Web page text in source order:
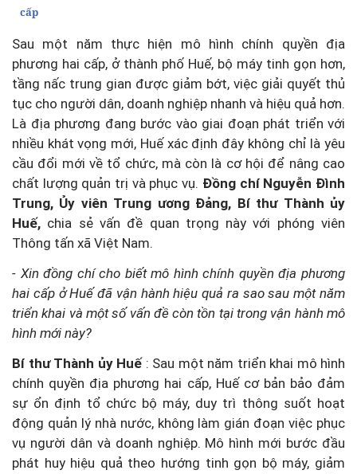
cấp
Sau một năm thực hiện mô hình chính quyền địa
phương hai cấp, ở thành phố Huế, bộ máy tinh gọn hơn,
tầng nấc trung gian được giảm bớt, việc giải quyết thủ
tục cho người dân, doanh nghiệp nhanh và hiệu quả hơn.
Là địa phương đang bước vào giai đoạn phát triển với
nhiều khát vọng mới, Huế xác định đây không chỉ là yêu
cầu đổi mới về tổ chức, mà còn là cơ hội để nâng cao
chất lượng quản trị và phục vụ. Đồng chí Nguyễn Đình
Trung, Ủy viên Trung ương Đảng, Bí thư Thành ủy
Huế, chia sẻ vấn đề quan trọng này với phóng viên
Thông tấn xã Việt Nam.
- Xin đồng chí cho biết mô hình chính quyền địa phương
hai cấp ở Huế đã vận hành hiệu quả ra sao sau một năm
triển khai và một số vấn đề còn tồn tại trong vận hành mô
hình mới này?
Bí thư Thành ủy Huế : Sau một năm triển khai mô hình
chính quyền địa phương hai cấp, Huế cơ bản bảo đảm
sự ổn định tổ chức bộ máy, duy trì thông suốt hoạt
động quản lý nhà nước, không làm gián đoạn việc phục
vụ người dân và doanh nghiệp. Mô hình mới bước đầu
phát huy hiệu quả theo hướng tinh gọn bộ máy, giảm